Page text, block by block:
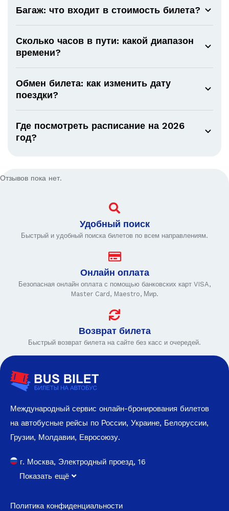
Багаж: что входит в стоимость билета?
Сколько часов в пути: какой диапазон
времени?
Обмен билета: как изменить дату
поездки?
Где посмотреть расписание на 2026
год?
Отзывов пока нет.
Удобный поиск
Быстрый и удобный поиска билетов по всем направлениям.
Онлайн оплата
Безопасная онлайн оплата с помощью банковских карт VISA,
Master Card, Maestro, Мир.
Возврат билета
Быстрый возврат билета на сайте без касс и очередей.
Международный сервис онлайн-бронирования билетов
на автобусные рейсы по России, Украине, Белоруссии,
Грузии, Молдавии, Евросоюзу.
г. Москва, Электродный проезд, 16
Показать ещё
Политика конфиденциальности